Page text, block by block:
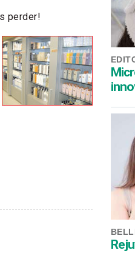
perder!